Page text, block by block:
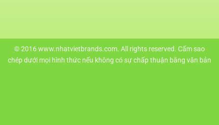
© 2016 www.nhatvietbrands.com. All rights reserved. Cấm sao
chép dưới mọi hình thức nếu không có sự chấp thuận bằng văn bản